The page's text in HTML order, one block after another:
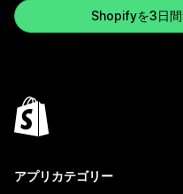
Shopifyを3日
アプリカテゴリー